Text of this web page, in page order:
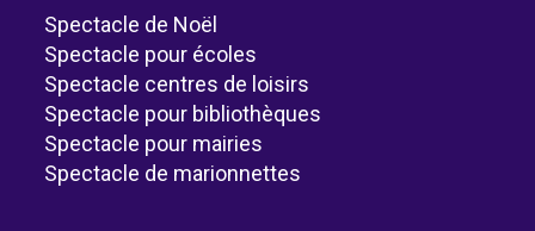
Spectacle de Noël
Spectacle pour écoles
Spectacle centres de loisirs
Spectacle pour bibliothèques
Spectacle pour mairies
Spectacle de marionnettes